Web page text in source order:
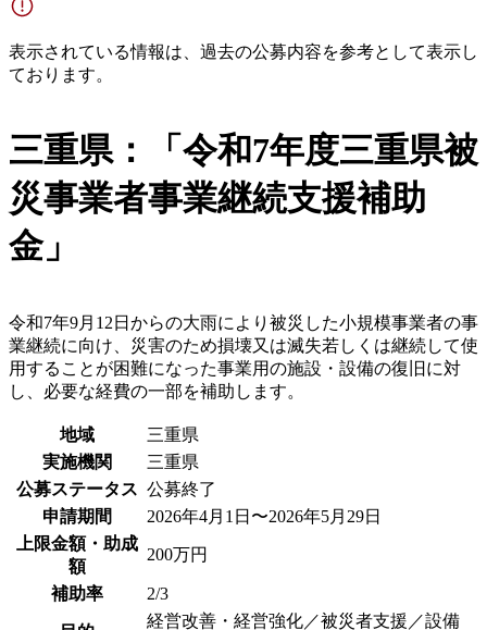
表示されている情報は、過去の公募内容を参考として表示し
ております。
三重県：「令和7年度三重県被
災事業者事業継続支援補助
金」
令和7年9月12日からの大雨により被災した小規模事業者の事
業継続に向け、災害のため損壊又は滅失若しくは継続して使
用することが困難になった事業用の施設・設備の復旧に対
し、必要な経費の一部を補助します。
地域
三重県
実施機関
三重県
公募ステータス 公募終了
申請期間
2026年4月1日〜2026年5月29日
上限金額・助成
額
200万円
補助率 2/3
経営改善・経営強化／被災者支援／設備